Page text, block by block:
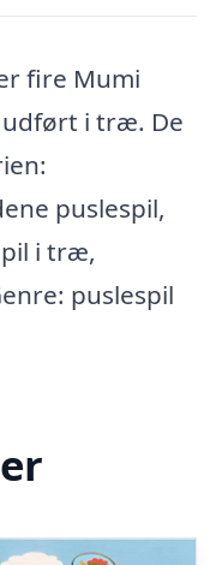
fire Mumi
udført i træ. De
puslespil,
i træ,
puslespil